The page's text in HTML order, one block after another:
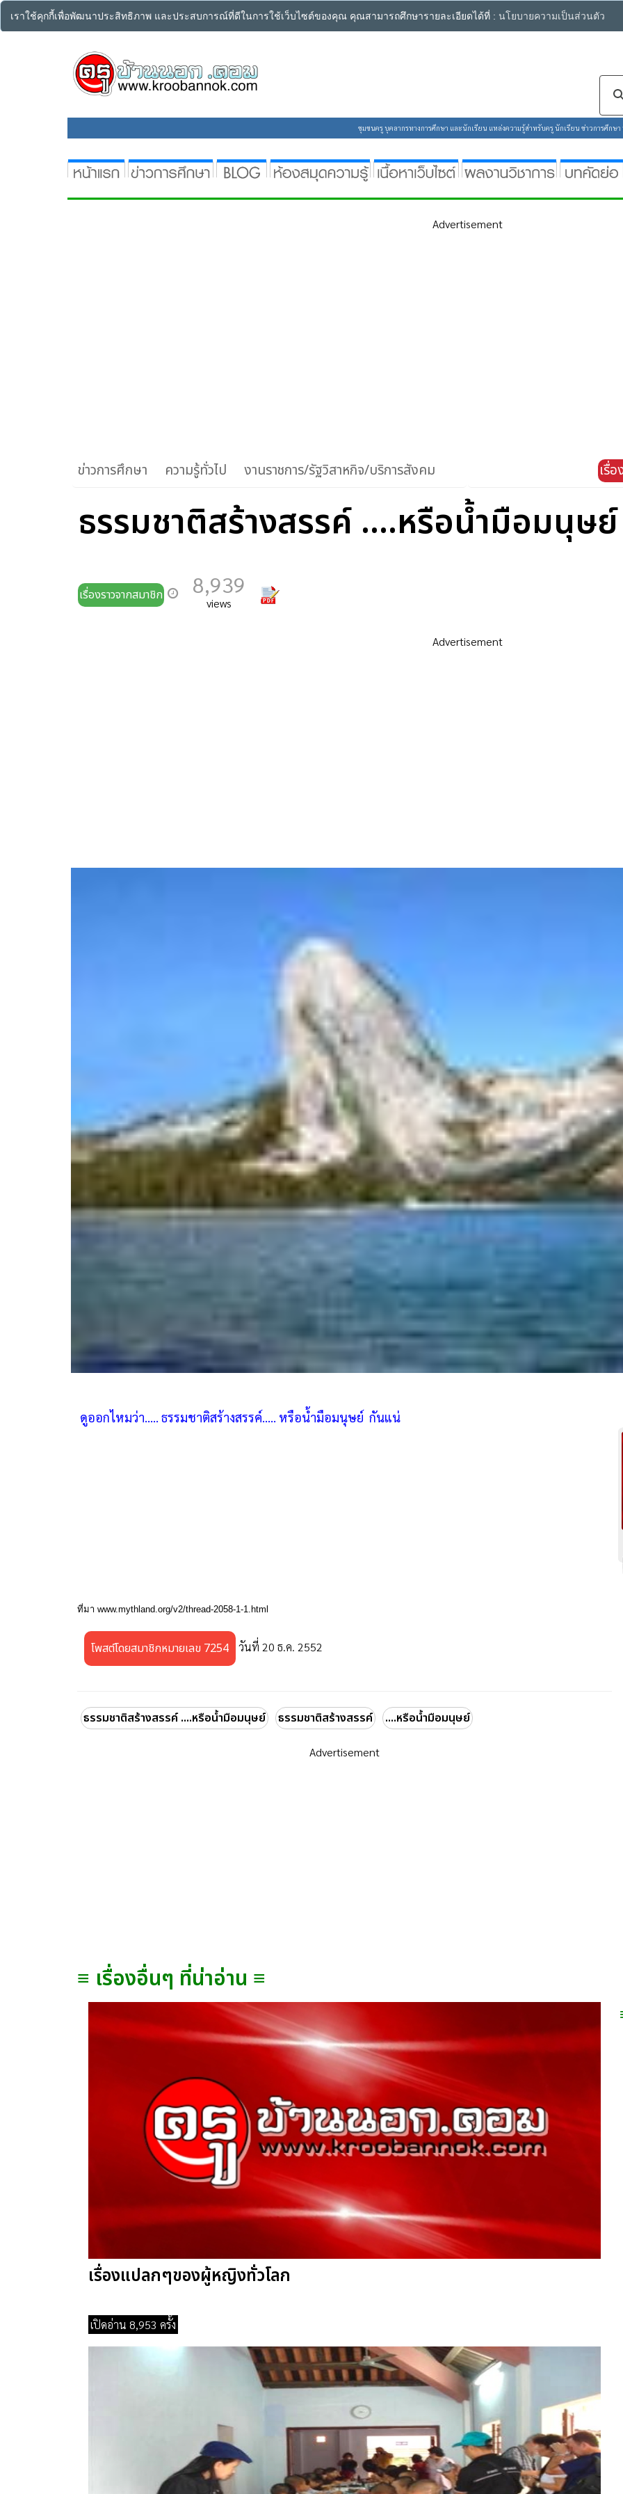
เราใช้คุกกี้เพื่อพัฒนาประสิทธิภาพ และประสบการณ์ที่ดีในการใช้เว็บไซต์ของคุณ คุณสามารถศึกษารายละเอียดได้ที่ : นโยบายความเป็นส่วนตัว
ชุมชนครู บุคลากรทางการศึกษา และนักเรียน แหล่งความรู้สำหรับครู นักเรียน ข่าวการศึก
Advertisement
ข่าวการศึกษา ความรู้ทั่วไป งานราชการ/รัฐวิสาหกิจ/บริการสังคม เรื่
ธรรมชาติสร้างสรรค์ ....หรือน้ำมือมนุษย์
เรื่องราวจากสมาชิก 8,939
views
Advertisement
ดูออกไหมว่า..... ธรรมชาติสร้างสรรค์..... หรือน้ำมือมนุษย์ กันแน่
ที่มา www.mythland.org/v2/thread-2058-1-1.html
โพสต์โดยสมาชิกหมายเลข 7254 วันที่ 20 ธ.ค. 2552
ธรรมชาติสร้างสรรค์ ....หรือน้ำมือมนุษย์ ธรรมชาติสร้างสรรค์ ....หรือน้ำมือมนุษย์
Advertisement
≡ เรื่องอื่นๆ ที่น่าอ่าน ≡
เรื่องแปลกๆของผู้หญิงทั่วโลก
เปิดอ่าน 8,953 ครั้ง